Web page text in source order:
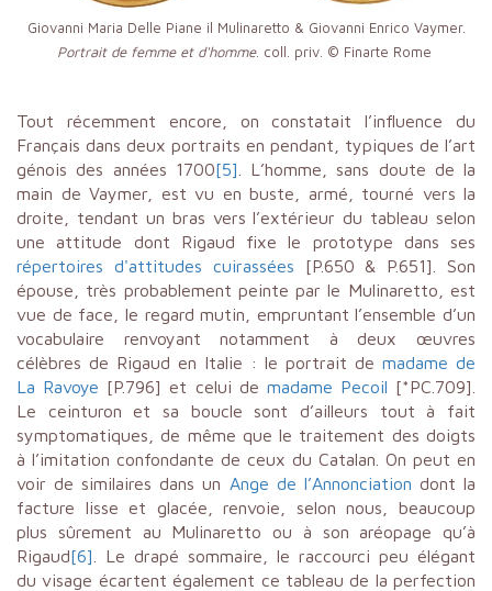
Giovanni Maria Delle Piane il Mulinaretto & Giovanni Enrico Vaymer.
Portrait de femme et d'homme. coll. priv. © Finarte Rome
Tout récemment encore, on constatait l’influence du
Français dans deux portraits en pendant, typiques de l’art
génois des années 1700[5] . L’homme, sans doute de la
main de Vaymer, est vu en buste, armé, tourné vers la
droite, tendant un bras vers l’extérieur du tableau selon
une attitude dont Rigaud fixe le prototype dans ses
répertoires d'attitudes cuirassées [P.650 & P.651]. Son
épouse, très probablement peinte par le Mulinaretto, est
vue de face, le regard mutin, empruntant l’ensemble d’un
vocabulaire renvoyant notamment à deux œuvres
célèbres de Rigaud en Italie : le portrait de madame de
La Ravoye [P.796] et celui de madame Pecoil [*PC.709].
Le ceinturon et sa boucle sont d’ailleurs tout à fait
symptomatiques, de même que le traitement des doigts
à l’imitation confondante de ceux du Catalan. On peut en
voir de similaires dans un Ange de l’Annonciation dont la
facture lisse et glacée, renvoie, selon nous, beaucoup
plus sûrement au Mulinaretto ou à son aréopage qu’à
Rigaud[6]
. Le drapé sommaire, le raccourci peu élégant
du visage écartent également ce tableau de la perfection